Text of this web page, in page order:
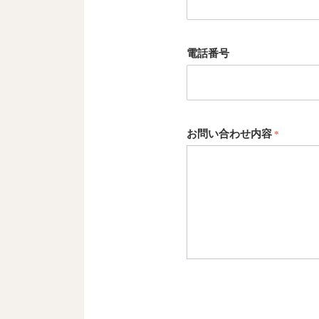
電話番号
お問い合わせ内容